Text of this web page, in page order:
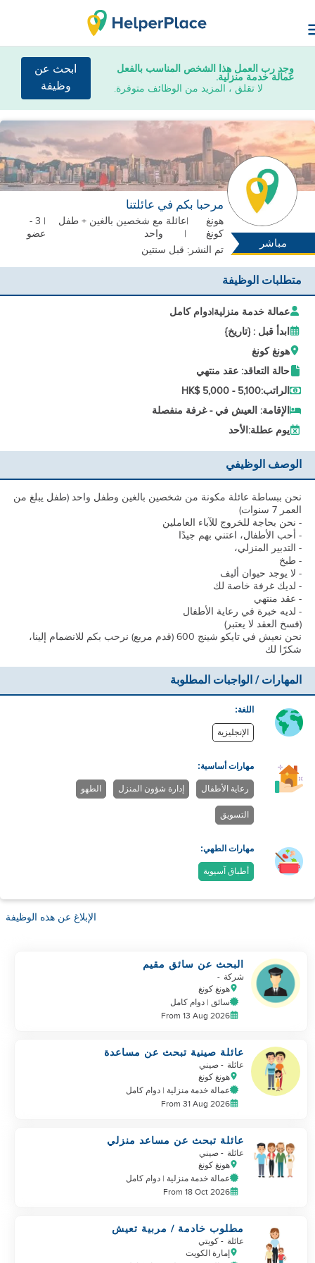
وجد رب العمل هذا الشخص المناسب بالفعل
عمالة خدمة منزلية.
لا تقلق ، المزيد من الوظائف متوفرة.
ابحث عن
وظيفة
مباشر
مرحبا بكم في عائلتنا
هونغ
كونغ
|عائلة
|
مع شخصين بالغين + طفل
واحد
| 3 -
عضو
تم النشر: قبل سنتين
متطلبات الوظيفة
عمالة خدمة منزلية|دوام كامل
ابدأ قبل : {تاريخ}
هونغ كونغ
حالة التعاقد: عقد منتهي
الراتب:HK$ 5,000 - 5,100
الإقامة: العيش في - غرفة منفصلة
يوم عطلة: الأحد
الوصف الوظيفي
نحن ببساطة عائلة مكونة من شخصين بالغين وطفل واحد (طفل يبلغ من
العمر 7 سنوات)
- نحن بحاجة للخروج للآباء العاملين
- أحب الأطفال، اعتني بهم جيدًا
- التدبير المنزلي،
- طبخ
- لا يوجد حيوان أليف
- لديك غرفة خاصة لك
- عقد منتهي
- لديه خبرة في رعاية الأطفال
(فسخ العقد لا يعتبر)
نحن نعيش في تايكو شينج 600 (قدم مربع) نرحب بكم للانضمام إلينا،
شكرًا لك
المهارات / الواجبات المطلوبة
اللغة:
الإنجليزية
مهارات أساسية:
رعاية الأطفال إدارة شؤون المنزل الطهو
التسويق
مهارات الطهي:
أطباق آسيوية
الإبلاغ عن هذه الوظيفة
البحث عن سائق مقيم
شركة -
هونغ كونغ
سائق | دوام كامل
From 13 Aug 2026
عائلة صينية تبحث عن مساعدة
منزلية
عائلة - صيني
هونغ كونغ
عمالة خدمة منزلية | دوام كامل
From 31 Aug 2026
عائلة تبحث عن مساعد منزلي
عائلة - صيني
هونغ كونغ
عمالة خدمة منزلية | دوام كامل
From 18 Oct 2026
مطلوب خادمة / مربية تعيش
بدوام كامل للعمل في الكويت
عائلة - كويتي
إمارة الكويت